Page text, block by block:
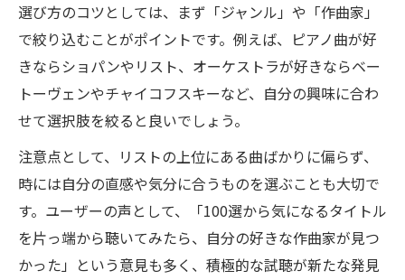
選び方のコツとしては、まず「ジャンル」や「作曲家」
で絞り込むことがポイントです。例えば、ピアノ曲が好
きならショパンやリスト、オーケストラが好きならベー
トーヴェンやチャイコフスキーなど、自分の興味に合わ
せて選択肢を絞ると良いでしょう。
注意点として、リストの上位にある曲ばかりに偏らず、
時には自分の直感や気分に合うものを選ぶことも大切で
す。ユーザーの声として、「100選から気になるタイトル
を片っ端から聴いてみたら、自分の好きな作曲家が見つ
かった」という意見も多く、積極的な試聴が新たな発見